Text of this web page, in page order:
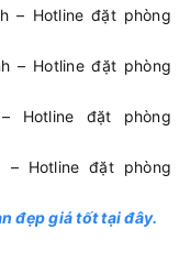
– Hotline đặt phòng
– Hotline đặt phòng
đặt phòng
Hotline đặt phòng
đẹp giá tốt tại đây.